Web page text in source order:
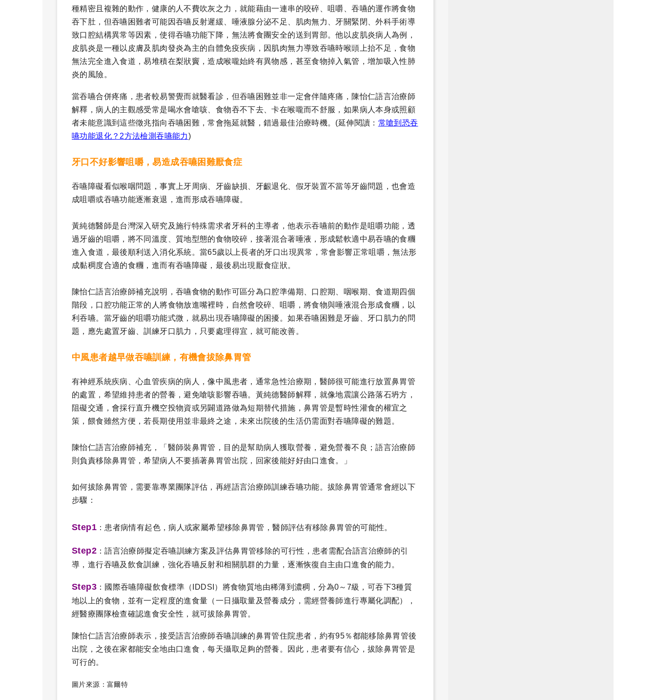
種精密且複雜的動作，健康的人不費吹灰之力，就能藉由一連串的咬碎、咀嚼、吞嚥的運作將食物
吞下肚，但吞嚥困難者可能因吞嚥反射遲緩、唾液腺分泌不足、肌肉無力、牙關緊閉、外科手術導
致口腔結構異常等因素，使得吞嚥功能下降，無法將食團安全的送到胃部。他以皮肌炎病人為例，
皮肌炎是一種以皮膚及肌肉發炎為主的自體免疫疾病，因肌肉無力導致吞嚥時喉頭上抬不足，食物
無法完全進入食道，易堆積在梨狀竇，造成喉嚨始終有異物感，甚至食物掉入氣管，增加吸入性肺
炎的風險。
當吞嚥合併疼痛，患者較易警覺而就醫看診，但吞嚥困難並非一定會伴隨疼痛，陳怡仁語言治療師
解釋，病人的主觀感受常是喝水會嗆咳、食物吞不下去、卡在喉嚨而不舒服，如果病人本身或照顧
者未能意識到這些徵兆指向吞嚥困難，常會拖延就醫，錯過最佳治療時機。(延伸閱讀： 常嗆到恐吞
嚥功能退化？2方法檢測吞嚥能力)
牙口不好影響咀嚼，易造成吞嚥困難厭食症
吞嚥障礙看似喉咽問題，事實上牙周病、牙齒缺損、牙齦退化、假牙裝置不當等牙齒問題，也會造
成咀嚼或吞嚥功能逐漸衰退，進而形成吞嚥障礙。
黃純德醫師是台灣深入研究及施行特殊需求者牙科的主導者，他表示吞嚥前的動作是咀嚼功能，透
過牙齒的咀嚼，將不同溫度、質地型態的食物咬碎，接著混合著唾液，形成鬆軟適中易吞嚥的食糰
進入食道，最後順利送入消化系統。當65歲以上長者的牙口出現異常，常會影響正常咀嚼，無法形
成黏稠度合適的食糰，進而有吞嚥障礙，最後易出現厭食症狀。
陳怡仁語言治療師補充說明，吞嚥食物的動作可區分為口腔準備期、口腔期、咽喉期、食道期四個
階段，口腔功能正常的人將食物放進嘴裡時，自然會咬碎、咀嚼，將食物與唾液混合形成食糰，以
利吞嚥。當牙齒的咀嚼功能式微，就易出現吞嚥障礙的困擾。如果吞嚥困難是牙齒、牙口肌力的問
題，應先處置牙齒、訓練牙口肌力，只要處理得宜，就可能改善。
中風患者越早做吞嚥訓練，有機會拔除鼻胃管
有神經系統疾病、心血管疾病的病人，像中風患者，通常急性治療期，醫師很可能進行放置鼻胃管
的處置，希望維持患者的營養，避免嗆咳影響吞嚥。黃純德醫師解釋，就像地震讓公路落石坍方，
阻礙交通，會採行直升機空投物資或另闢道路做為短期替代措施，鼻胃管是暫時性灌食的權宜之
策，餵食雖然方便，若長期使用並非最終之途，未來出院後的生活仍需面對吞嚥障礙的難題。
陳怡仁語言治療師補充，「醫師裝鼻胃管，目的是幫助病人獲取營養，避免營養不良；語言治療師
則負責移除鼻胃管，希望病人不要插著鼻胃管出院，回家後能好好由口進食。」
如何拔除鼻胃管，需要靠專業團隊評估，再經語言治療師訓練吞嚥功能。拔除鼻胃管通常會經以下
步驟：
Step1：患者病情有起色，病人或家屬希望移除鼻胃管，醫師評估有移除鼻胃管的可能性。
Step2：語言治療師擬定吞嚥訓練方案及評估鼻胃管移除的可行性，患者需配合語言治療師的引
導，進行吞嚥及飲食訓練，強化吞嚥反射和相關肌群的力量，逐漸恢復自主由口進食的能力。
Step3：國際吞嚥障礙飲食標準（IDDSI）將食物質地由稀薄到濃稠，分為0～7級，可吞下3種質
地以上的食物，並有一定程度的進食量（一日攝取量及營養成分，需經營養師進行專屬化調配），
經醫療團隊檢查確認進食安全性，就可拔除鼻胃管。
陳怡仁語言治療師表示，接受語言治療師吞嚥訓練的鼻胃管住院患者，約有95％都能移除鼻胃管後
出院，之後在家都能安全地由口進食，每天攝取足夠的營養。因此，患者要有信心，拔除鼻胃管是
可行的。
圖片來源：富爾特